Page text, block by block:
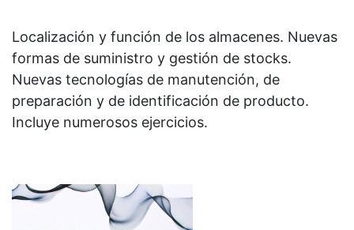
Localización y función de los almacenes. Nuevas
formas de suministro y gestión de stocks.
Nuevas tecnologías de manutención, de
preparación y de identificación de producto.
Incluye numerosos ejercicios.